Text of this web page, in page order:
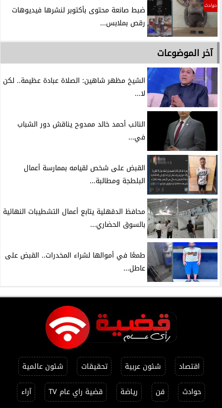
حوادث
ضبط صانعة محتوى بأكتوبر لنشرها فيديوهات
رقص بملابس...
آخر الموضوعات
الشيخ مظهر شاهين: الصلاة عبادة عظيمة.. لكن
لا...
النائب أحمد خالد ممدوح يناقش دور الشباب
في...
القبض على شخص لقيامه بممارسة أعمال
البلطجة ومطالبة...
محافظ الدقهلية يتابع أعمال التشطيبات النهائية
بالسوق الحضاري...
طمعًا في أموالها لشراء المخدرات.. القبض على
عاطل...
اقتصاد شئون عربية تحقيقات
شئون عالمية
حوادث
فن رياضة قضية راي عام TV آراء